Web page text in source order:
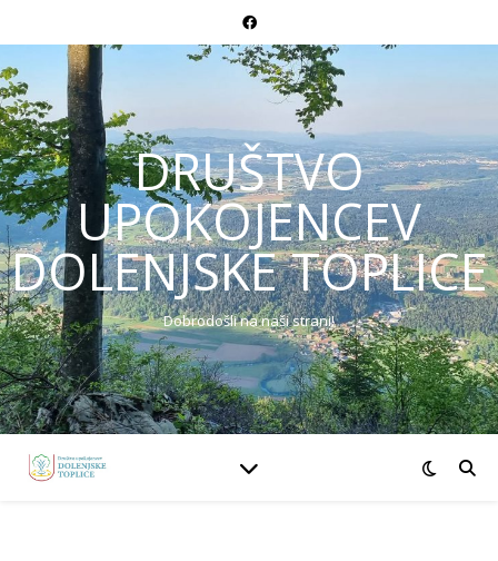
DRUŠTVO
UPOKOJENCEV
DOLENJSKE TOPLICE
Dobrodošli na naši strani!